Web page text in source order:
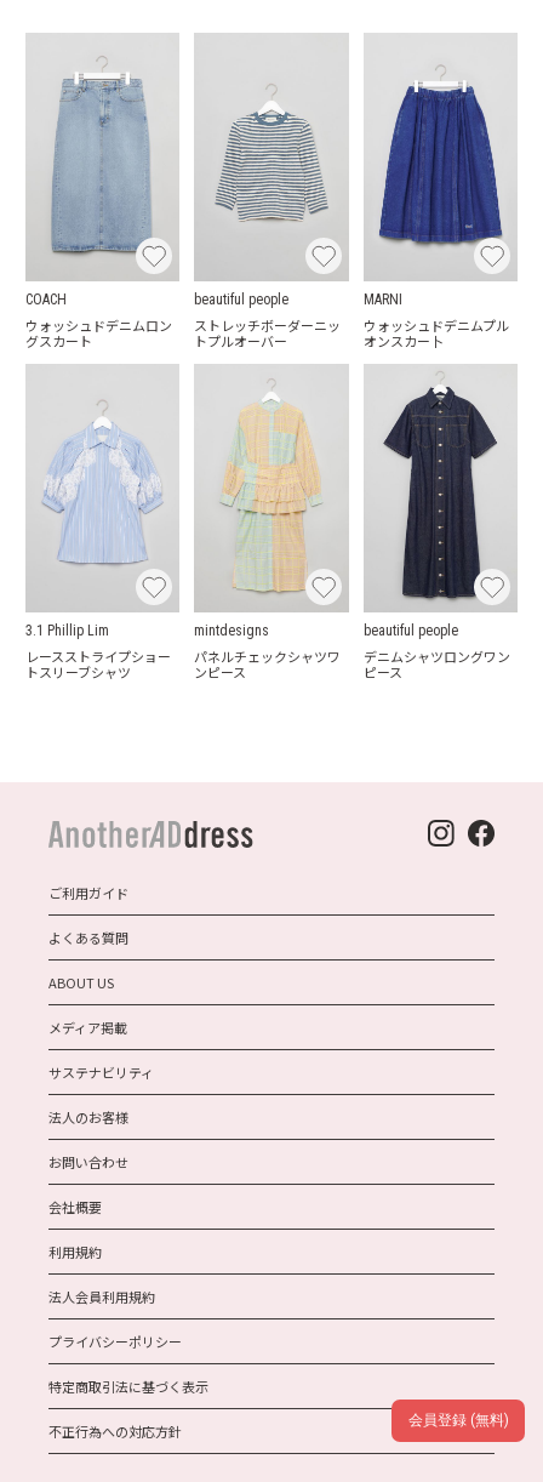
COACH
ウォッシュドデニムロン
グスカート
beautiful people
ストレッチボーダーニッ
トプルオーバー
MARNI
ウォッシュドデニムプル
オンスカー卜
3.1 Phillip Lim
レースストライプショー
トスリーブシャツ
mintdesigns
パネルチェックシャツワ
ンピース
beautiful people
デニムシャツロングワン
ピース
ご利用ガイド
よくある質問
ABOUT US
メディア掲載
サステナビリティ
法人のお客様
お問い合わせ
会社概要
利用規約
法人会員利用規約
プライバシーポリシー
特定商取引法に基づく表示
不正行為への対応方針
会員登録 (無料)